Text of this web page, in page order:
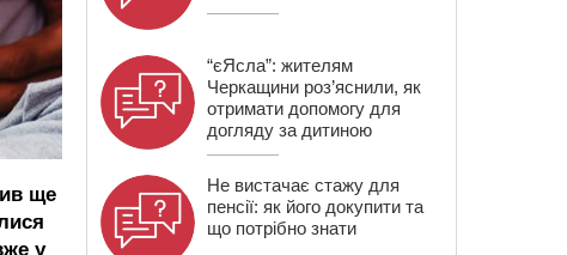
ще
у
“єЯсла”: жителям
Черкащини роз’яснили, як
отримати допомогу для
догляду за дитиною
Не вистачає стажу для
пенсії: як його докупити та
що потрібно знати